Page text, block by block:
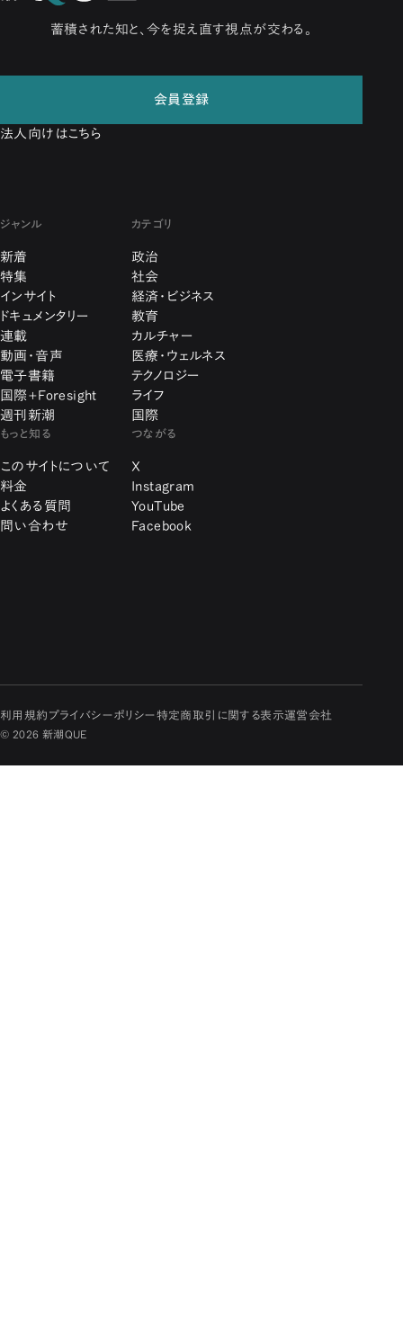
蓄積された知と、今を捉え直す視点が交わる。
会員登録
法人向けはこちら
ジャンル
新着
特集
インサイト
ドキュメンタリー
連載
動画・音声
電子書籍
国際+Foresight
週刊新潮
カテゴリ
政治
社会
経済・ビジネス
教育
カルチャー
医療・ウェルネス
テクノロジー
ライフ
国際
もっと知る
このサイトについて
料金
よくある質問
問い合わせ
つながる
X
Instagram
YouTube
Facebook
利用規約 プライバシーポリシー特定商取引に関する表示運営会社
© 2026 新潮QUE